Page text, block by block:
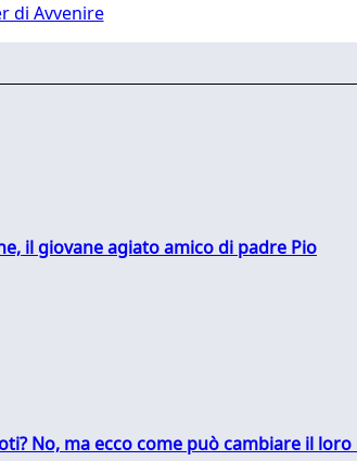
di Avvenire
il giovane agiato amico di padre Pio
No, ma ecco come può cambiare il